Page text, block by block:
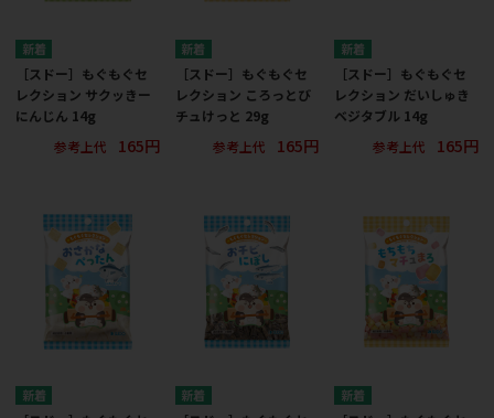
［スドー］もぐもぐセ
レクション サクッきー
にんじん 14g
参考上代
165円
［スドー］もぐもぐセ
レクション ころっとび
チュけっと 29g
参考上代
165円
［スドー］もぐもぐセ
レクション だいしゅき
ベジタブル 14g
参考上代
165円